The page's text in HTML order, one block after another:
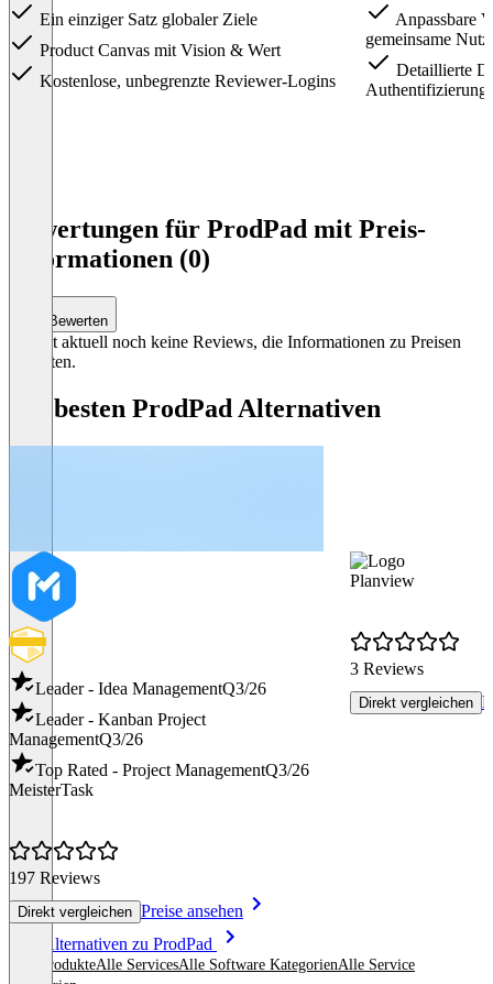
Ein einziger Satz globaler Ziele
Product Canvas mit Vision & Wert
Kostenlose, unbegrenzte Reviewer-Logins
Anpassbare
gemeinsame
Detaillierte
Bewertungen für ProdPad mit Preis-
Informationen (0)
Bewerten
Es gibt aktuell noch keine Reviews, die Informationen zu Preisen
enthalten.
Die besten ProdPad Alternativen
Leader - Idea ManagementQ3/26
Leader - Kanban Project
ManagementQ3/26
Top Rated - Project ManagementQ3/26
MeisterTask
197 Reviews
Direkt vergleichen Preise ansehen
Planview
3 Reviews
Direkt vergleichen
Alle Alternativen zu ProdPad
Alle ProdukteAlle ServicesAlle Software KategorienAlle Service